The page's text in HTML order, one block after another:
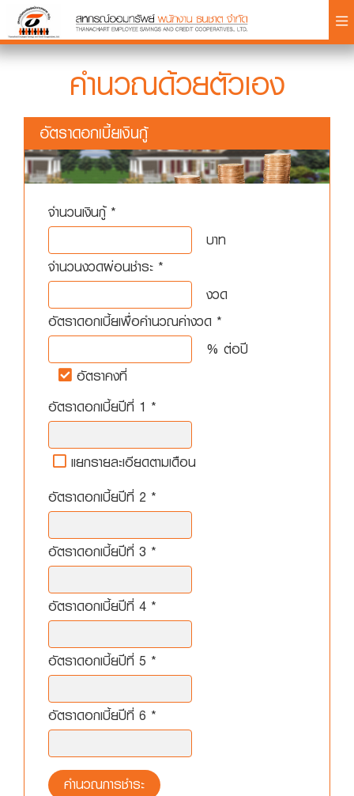
Login
×
คำนวณด้วยตัวเอง
อัตราดอกเบี้ยเงินกู้
จำนวนเงินกู้ *
บาท
จำนวนงวดผ่อนชำระ *
งวด
อัตราดอกเบี้ยเพื่อคำนวณค่างวด *
% ต่อปี
อัตราคงที่
อัตราดอกเบี้ยปีที่ 1 *
แยกรายละเอียดตามเดือน
อัตราดอกเบี้ยปีที่ 2 *
อัตราดอกเบี้ยปีที่ 3 *
อัตราดอกเบี้ยปีที่ 4 *
อัตราดอกเบี้ยปีที่ 5 *
อัตราดอกเบี้ยปีที่ 6 *
คำนวณการชำระ